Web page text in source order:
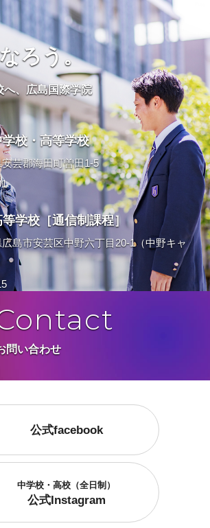
ろう。
へ、広島国際学院
校・高等学校
芸郡海田町曽田1-5
学校［通信制課程］
島市安芸区中野六丁目20-1（中野キャ
問い合わせ
公式facebook
中学校・高校（全日制）
公式Instagram